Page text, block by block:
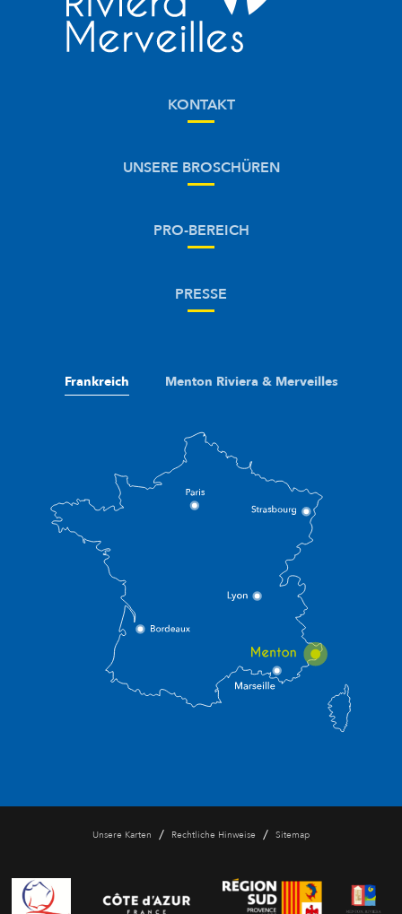
KONTAKT
UNSERE BROSCHÜREN
PRO-BEREICH
PRESSE
Frankreich Menton Riviera & Merveilles
Unsere Karten / Rechtliche Hinweise / Sitemap